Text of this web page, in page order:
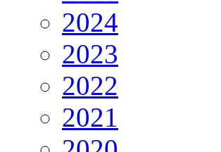
2024
2023
2022
2021